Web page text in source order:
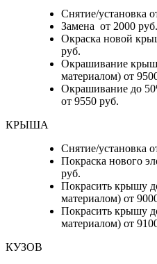
Снятие/установка
Замена от 2000 руб.
Окраска новой
руб.
Окрашивание
материалом) от
Окрашивание до
от 9550 руб.
КРЫША
Снятие/установка
Покраска нового
руб.
Покрасить крышу
материалом) от
Покрасить крышу
материалом) от
КУЗОВ